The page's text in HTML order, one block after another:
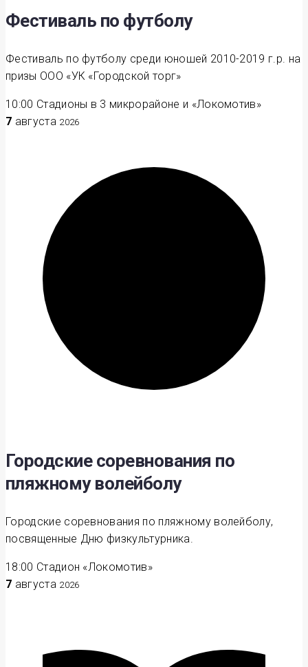
Фестиваль по футболу
Фестиваль по футболу среди юношей 2010-2019 г.р. на
призы ООО «УК «Городской торг»
10:00 Стадионы в 3 микрорайоне и «Локомотив»
7 августа 2026
Городские соревнования по
пляжному волейболу
Городские соревнования по пляжному волейболу,
посвященные Дню физкультурника.
18:00 Стадион «Локомотив»
7 августа 2026